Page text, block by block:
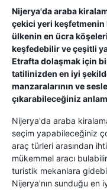
Nijerya'da araba
çekici yeri
ülkenin en ücra
keşfedebilir ve çeşitli
Etrafta dolaşmak için
tatilinizden en iyi
manzaralarının ve
çıkarabileceğiniz
Nijerya'da araba
seçim yapabileceğiniz
araç türleri arasından
mükemmel aracı
turistik mekanlara
Nijerya'nın sunduğu en